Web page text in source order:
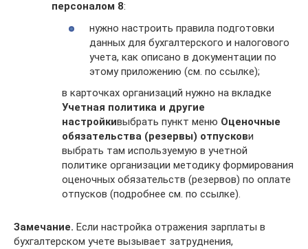
персоналом 8:
нужно настроить правила подготовки
данных для бухгалтерского и налогового
учета, как описано в документации по
этому приложению (см. по ссылке);
в карточках организаций нужно на вкладке
Учетная политика и другие
настройкивыбрать пункт меню Оценочные
обязательства (резервы) отпускови
выбрать там используемую в учетной
политике организации методику формирования
оценочных обязательств (резервов) по оплате
отпусков (подробнее см. по ссылке).
Замечание. Если настройка отражения зарплаты в
бухгалтерском учете вызывает затруднения,